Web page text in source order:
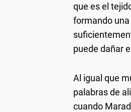
que es el
formando una
puede dañar
Al igual que
palabras de
cuando